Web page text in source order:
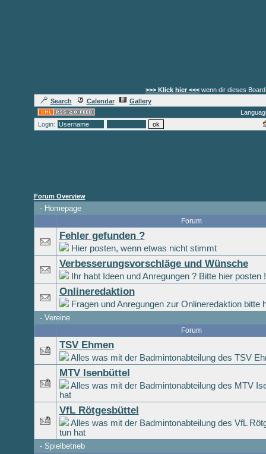
>>> Klick hier <<< wenn dir dieses
Search
Calendar
Gallery
Login:
Forum Overview
- Homepage
Forum
Fehler gefunden ?
Hier posten, wenn etwas nicht stimmt
Verbesserungsvorschläge und Wünsche
Ihr habt Ideen und Anregungen ? Bitte hier posten !
Onlineredaktion
Fragen und Anregungen zur Onlineredaktion bitte
- Vereine
Forum
TSV Ehmen
Alles was mit der Badmintonabteilung des TSV
MTV Isenbüttel
Alles was mit der Badmintonabteilung des MTV
hat
VfL Rötgesbüttel
Alles was mit der Badmintonabteilung des VfL
tun hat
- Spielbetrieb